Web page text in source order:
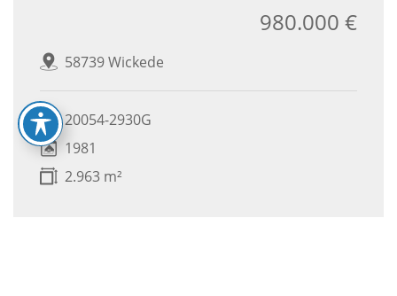
58739 Wickede
980.000 €
20054-2930G
1981
2.963 m²